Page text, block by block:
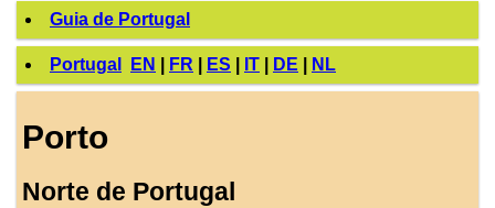
Guia de Portugal
Portugal EN FR ES IT DE NL
Porto
Norte de Portugal